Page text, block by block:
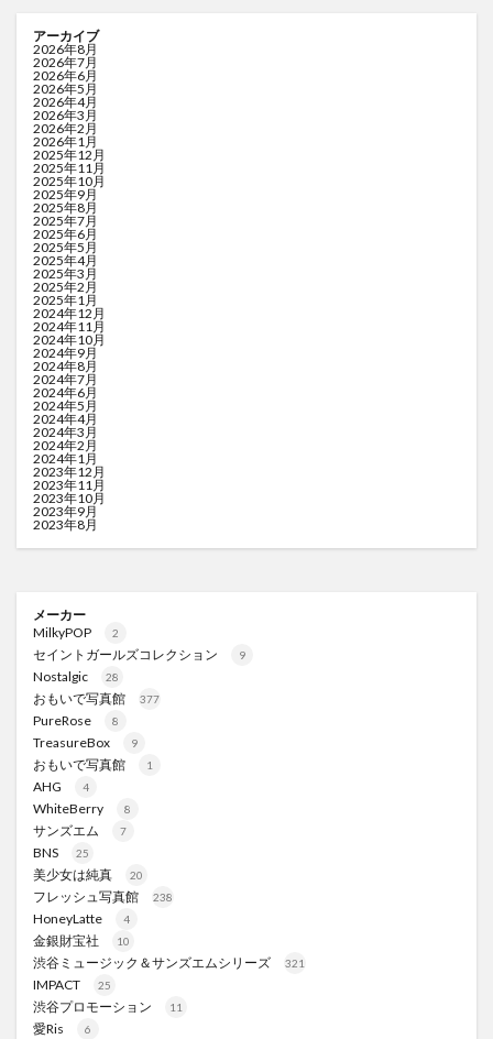
アーカイブ
2026年8月
2026年7月
2026年6月
2026年5月
2026年4月
2026年3月
2026年2月
2026年1月
2025年12月
2025年11月
2025年10月
2025年9月
2025年8月
2025年7月
2025年6月
2025年5月
2025年4月
2025年3月
2025年2月
2025年1月
2024年12月
2024年11月
2024年10月
2024年9月
2024年8月
2024年7月
2024年6月
2024年5月
2024年4月
2024年3月
2024年2月
2024年1月
2023年12月
2023年11月
2023年10月
2023年9月
2023年8月
メーカー
MilkyPOP
2
セイントガールズコレクション 9
Nostalgic 28
おもいで写真館 377
PureRose 8
TreasureBox 9
おもいで写真館 1
AHG 4
WhiteBerry 8
サンズエム 7
BNS 25
美少女は純真 20
フレッシュ写真館 238
HoneyLatte 4
金銀財宝社 10
渋谷ミュージック＆サンズエムシリーズ 321
IMPACT 25
渋谷プロモーション 11
愛Ris 6